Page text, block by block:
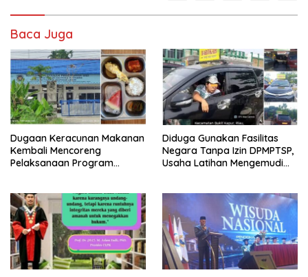
Baca Juga
Dugaan Keracunan Makanan
Kembali Mencoreng
Pelaksanaan Program
Bersama Kota Dumai
Diduga Gunakan Fasilitas
Negara Tanpa Izin DPMPTSP,
Usaha Latihan Mengemudi